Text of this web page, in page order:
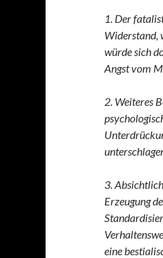
1. Der
Widerstand,
würde sich
Angst vom
2. Weiteres
3.
Erzeugung
eine